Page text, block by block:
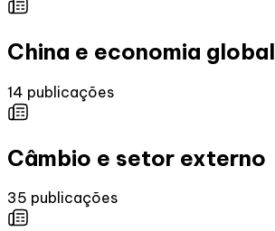
China e economia global
14 publicações
Câmbio e setor externo
35 publicações